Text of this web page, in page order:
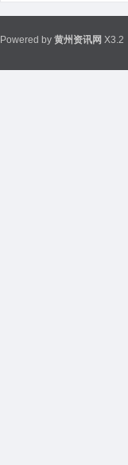
Powered by 黄州资讯网 X3.2